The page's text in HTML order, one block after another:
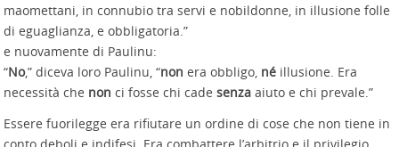
maomettani, in connubio tra servi e nobildonne, in illusione folle
di eguaglianza, e obbligatoria.”
e nuovamente di Paulinu:
“No,” diceva loro Paulinu, “non era obbligo, né illusione. Era
necessità che non ci fosse chi cade senza aiuto e chi prevale.”
Essere fuorilegge era rifiutare un ordine di cose che non tiene in
conto deboli e indifesi. Era combattere l’arbitrio e il privilegio.